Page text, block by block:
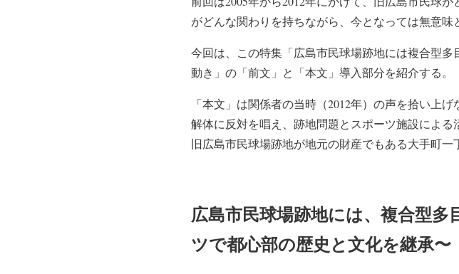
がどんな関わりを持ちながら、今となっては無意味
今回は、この特集「広島市民球場跡地には複合型
動き」の「前文」と「本文」導入部分を紹介する。
「本文」は関係者の当時（2012年）の声を拾い上
解体に反対を唱え、跡地問題とスポーツ施設による
旧広島市民球場跡地が地元の財産でもある大手町一
広島市民球場跡地には、複合型
ツで都心部の歴史と文化を継承〜